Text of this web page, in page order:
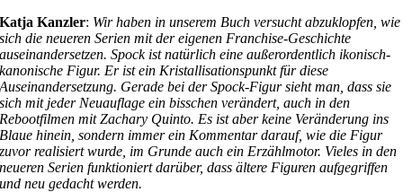
Katja Kanzler: Wir haben in unserem Buch versucht abzuklopfen, wie
sich die neueren Serien mit der eigenen Franchise-Geschichte
auseinandersetzen. Spock ist natürlich eine außerordentlich ikonisch-
kanonische Figur. Er ist ein Kristallisationspunkt für diese
Auseinandersetzung. Gerade bei der Spock-Figur sieht man, dass sie
sich mit jeder Neuauflage ein bisschen verändert, auch in den
Rebootfilmen mit Zachary Quinto. Es ist aber keine Veränderung ins
Blaue hinein, sondern immer ein Kommentar darauf, wie die Figur
zuvor realisiert wurde, im Grunde auch ein Erzählmotor. Vieles in den
neueren Serien funktioniert darüber, dass ältere Figuren aufgegriffen
und neu gedacht werden.